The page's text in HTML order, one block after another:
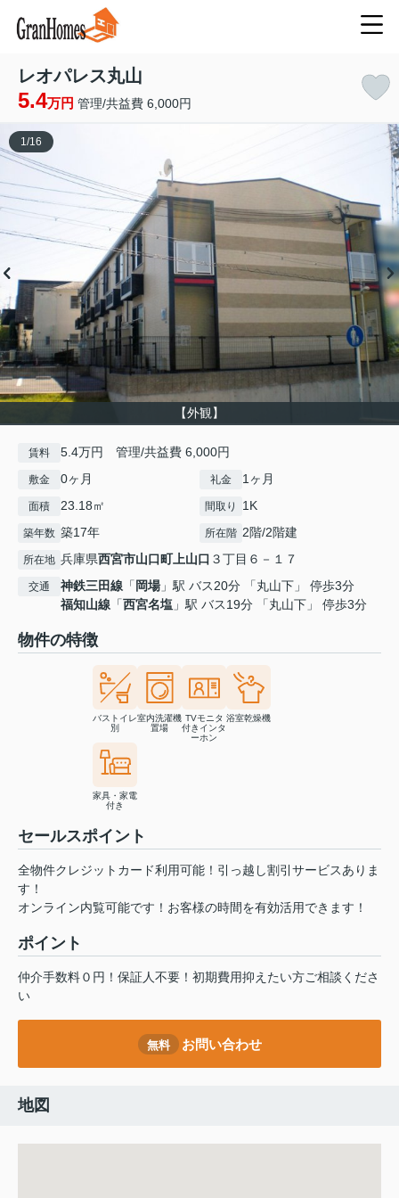
レオパレス丸山
5.4万円 管理/共益費 6,000円
【外観】
1 /16
賃料 5.4万円 管理/共益費 6,000円
敷金 0ヶ月 礼金 1ヶ月
面積 23.18㎡ 間取り 1K
築年数 築17年 所在階 2階/2階建
所在地 兵庫県西宮市山口町上山口 ３丁目６－１７
交通 神鉄三田線 「 岡場」駅 バス20分 「丸山下」 停歩3分
福知山線 「西宮名塩 」駅 バス19分 「丸山下」 停歩3分
物件の特徴
バストイレ
別
室内洗濯機
置場
TVモニタ
付きインタ
ーホン
浴室乾燥機
家具・家電
付き
セールスポイント
全物件クレジットカード利用可能！引っ越し割引サービスありま
す！
オンライン内覧可能です！お客様の時間を有効活用できます！
ポイント
仲介手数料０円！保証人不要！初期費用抑えたい方ご相談くださ
い
無料 お問い合わせ
地図